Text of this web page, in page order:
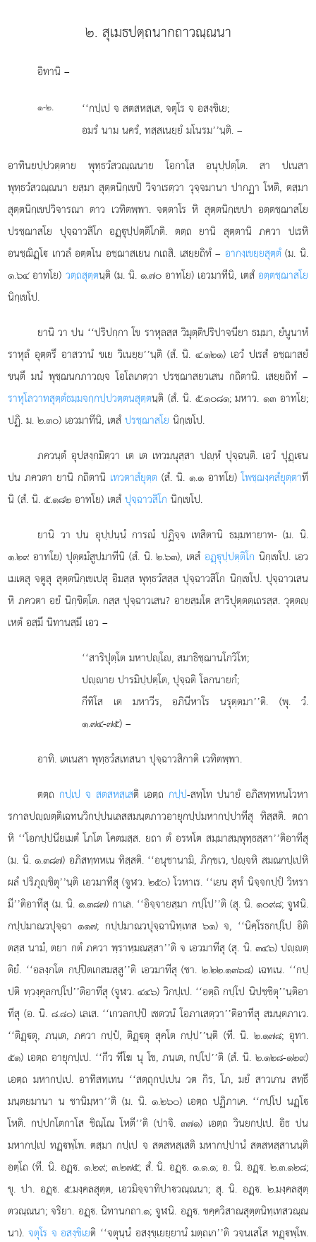
๒. สุเมธปตฺถนากถาวณฺณนา
อิทานิ–
๑-๒.
‘‘กปฺเป จ สตสหสฺเส, จตุโร จ อสงฺขิเย;
อมรํ นาม นครํ, ทสฺสเนยฺยํ มโนรม’’นฺติ. –
อาทินยปฺปวตฺตาย พุทฺธวํสวณฺณนาย โอกาโส อนุปฺปตฺโต. สา ปเนสา
พุทฺธวํสวณฺณนา ยสฺมา สุตฺตนิกฺเขปํ วิจาเรตฺวา วุจฺจมานา ปากฏา โหติ, ตสฺมา
สุตฺตนิกฺเขปวิจารณา ตาว เวทิตพฺพา. จตฺตาโร หิ สุตฺตนิกฺเขปา อตฺตชฺฌาสโย
ปรชฺฌาสโย ปุจฺฉาวสิโก อฏฺุปฺปตฺติโกติ. ตตฺถ ยานิ สุตฺตานิ ภควา ปเรหิ
อนชฺฌิฏฺโ เกวลํ อตฺตโน อชฺฌาสเยน กเถสิ. เสยฺยถิทํ – อากงฺเขยฺยสุตฺตํ(ม. นิ.
๑.๖๔ อาทโย) วตฺถสุตฺตนฺติ (ม. นิ. ๑.๗๐ อาทโย) เอวมาทีนิ, เตสํ อตฺตชฺฌาสโย
นิกฺเขโป.
ยานิ วา ปน ‘‘ปริปกฺกา โข ราหุลสฺส วิมุตฺติปริปาจนียา ธมฺมา, ยํนูนาหํ
ราหุลํ อุตฺตรึ อาสวานํ ขเย วิเนยฺย’’นฺติ (สํ. นิ. ๔.๑๒๑) เอวํ ปเรสํ อชฺฌาสยํ
ขนฺตึ มนํ พุชฺฌนกภาวฺจ โอโลเกตฺวา ปรชฺฌาสยวเสน กถิตานิ. เสยฺยถิทํ –
ราหุโลวาทสุตฺตํธมฺมจกฺกปฺปวตฺตนสุตฺตนฺติ (สํ. นิ. ๕.๑๐๘๑; มหาว. ๑๓ อาทโย;
ปฏิ. ม. ๒.๓๐) เอวมาทีนิ, เตสํปรชฺฌาสโย นิกฺเขโป.
ภควนฺตํ อุปสงฺกมิตฺวา เต เต เทวมนุสฺสา ปฺหํ ปุจฺฉนฺติ. เอวํ ปุฏฺเน
ปน ภควตา ยานิ กถิตานิ เทวตาสํยุตฺต (สํ. นิ. ๑.๑ อาทโย)โพชฺฌงฺคสํยุตฺตาที
นิ (สํ. นิ. ๕.๑๘๒ อาทโย) เตสํปุจฺฉาวสิโก นิกฺเขโป.
ยานิ วา ปน อุปฺปนฺนํ การณํ ปฏิจฺจ เทสิตานิ ธมฺมทายาท- (ม. นิ.
๑.๒๙ อาทโย) ปุตฺตมํสูปมาทีนิ (สํ. นิ. ๒.๖๓), เตสํอฏฺุปฺปตฺติโก นิกฺเขโป. เอว
เมเตสุ จตูสุ สุตฺตนิกฺเขเปสุ อิมสฺส พุทฺธวํสสฺส ปุจฺฉาวสิโก นิกฺเขโป. ปุจฺฉาวเสน
หิ ภควตา อยํ นิกฺขิตฺโต. กสฺส ปุจฺฉาวเสน? อายสฺมโต สาริปุตฺตตฺเถรสฺส. วุตฺตฺ
เหตํ อสฺมึ นิทานสฺมึ เอว –
‘‘สาริปุตฺโต มหาปฺโ, สมาธิชฺฌานโกวิโท;
ปฺาย ปารมิปฺปตฺโต, ปุจฺฉติ โลกนายกํ;
กีทิโส เต มหาวีร, อภินีหาโร นรุตฺตมา’’ติ. (พุ. วํ.
๑.๗๔-๗๕) –
อาทิ. เตเนสา พุทฺธวํสเทสนา ปุจฺฉาวสิกาติ เวทิตพฺพา.
ตตฺถ กปฺเป จ สตสหสฺเสติ เอตฺถ กปฺป-สทฺโท ปนายํ อภิสทฺทหนโวหา
รกาลปฺตฺติเฉทนวิกปฺปนเลสสมนฺตภาวอายุกปฺปมหากปฺปาทีสุ ทิสฺสติ. ตถา
หิ ‘‘โอกปฺปนียเมตํ โภโต โคตมสฺส. ยถา ตํ อรหโต สมฺมาสมฺพุทฺธสฺสา’’ติอาทีสุ
(ม. นิ. ๑.๓๘๗) อภิสทฺทหเน ทิสฺสติ. ‘‘อนุชานามิ, ภิกฺขเว, ปฺจหิ สมณกปฺเปหิ
ผลํ ปริภุฺชิตุ’’นฺติ เอวมาทีสุ (จูฬว. ๒๕๐) โวหาเร. ‘‘เยน สุทํ นิจฺจกปฺปํ วิหรา
มี’’ติอาทีสุ (ม. นิ. ๑.๓๘๗) กาเล. ‘‘อิจฺจายสฺมา กปฺโป’’ติ (สุ. นิ. ๑๐๙๘; จูฬนิ.
กปฺปมาณวปุจฺฉา ๑๑๗; กปฺปมาณวปุจฺฉานิทฺเทส ๖๑) จ, ‘‘นิคฺโรธกปฺโป อิติ
ตสฺส นามํ, ตยา กตํ ภควา พฺราหฺมณสฺสา’’ติ จ เอวมาทีสุ (สุ. นิ. ๓๔๖) ปฺตฺ
ติยํ. ‘‘อลงฺกโต กปฺปิตเกสมสฺสู’’ติ เอวมาทีสุ (ชา. ๒.๒๒.๑๓๖๘) เฉทเน. ‘‘กปฺ
ปติ ทฺวงฺคุลกปฺโป’’ติอาทีสุ (จูฬว. ๔๔๖) วิกปฺเป. ‘‘อตฺถิ กปฺโป นิปชฺชิตุ’’นฺติอา
ทีสุ (อ. นิ. ๘.๘๐) เลเส. ‘‘เกวลกปฺปํ เชตวนํ โอภาเสตฺวา’’ติอาทีสุ สมนฺตภาเว.
‘‘ติฏฺตุ, ภนฺเต, ภควา กปฺปํ, ติฏฺตุ สุคโต กปฺป’’นฺติ (ที. นิ. ๒.๑๗๘; อุทา.
๕๑) เอตฺถ อายุกปฺเป. ‘‘กีว ทีโฆ นุ โข, ภนฺเต, กปฺโป’’ติ (สํ. นิ. ๒.๑๒๘-๑๒๙)
เอตฺถ มหากปฺเป. อาทิสทฺเทน ‘‘สตฺถุกปฺเปน วต กิร, โภ, มยํ สาวเกน สทฺธึ
มนฺตยมานา น ชานิมฺหา’’ติ (ม. นิ. ๑.๒๖๐) เอตฺถ ปฏิภาเค. ‘‘กปฺโป นฏฺโ
โหติ. กปฺปกโตกาโส ชิณฺโณ โหตี’’ติ (ปาจิ. ๓๗๑) เอตฺถ วินยกปฺเป. อิธ ปน
มหากปฺเป ทฏฺพฺโพ. ตสฺมา กปฺเป จ สตสหสฺเสติ มหากปฺปานํ สตสหสฺสานนฺติ
อตฺโถ (ที. นิ. อฏฺ. ๑.๒๙; ๓.๒๗๕; สํ. นิ. อฏฺ. ๑.๑.๑; อ. นิ. อฏฺ. ๒.๓.๑๒๘;
ขุ. ปา. อฏฺ. ๕.มงฺคลสุตฺต, เอวมิจฺจาทิปาวณฺณนา; สุ. นิ. อฏฺ. ๒.มงฺคลสุตฺ
ตวณฺณนา; จริยา. อฏฺ. นิทานกถา.๑; จูฬนิ. อฏฺ. ขคฺควิสาณสุตฺตนิทฺเทสวณฺณ
นา). จตุโร จ อสงฺขิเยติ ‘‘จตุนฺนํ อสงฺขฺเยยฺยานํ มตฺถเก’’ติ วจนเสโส ทฏฺพฺโพ.